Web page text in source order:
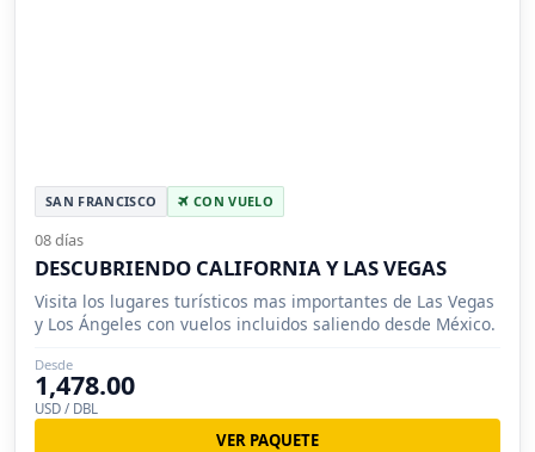
SAN FRANCISCO CON VUELO
08 días
DESCUBRIENDO CALIFORNIA Y LAS VEGAS
Visita los lugares turísticos mas importantes de Las Vegas
y Los Ángeles con vuelos incluidos saliendo desde México.
Desde
1,478.00
USD / DBL
VER PAQUETE